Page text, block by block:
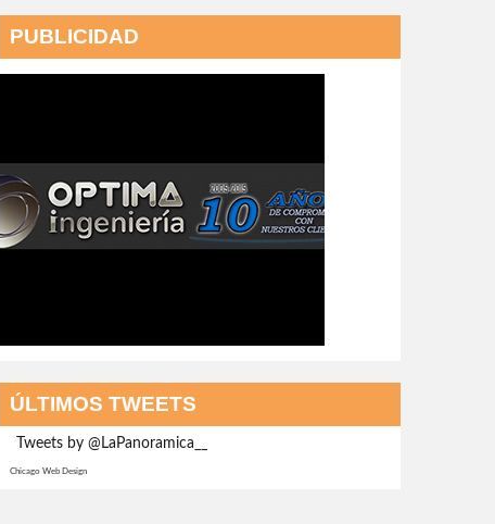
PUBLICIDAD
ÚLTIMOS TWEETS
Tweets by @LaPanoramica__
Chicago Web Design